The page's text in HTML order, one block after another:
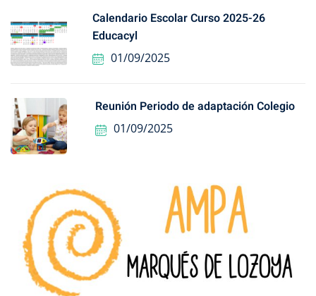
Calendario Escolar Curso 2025-26
Educacyl
01/09/2025
Reunión Periodo de adaptación Colegio
01/09/2025